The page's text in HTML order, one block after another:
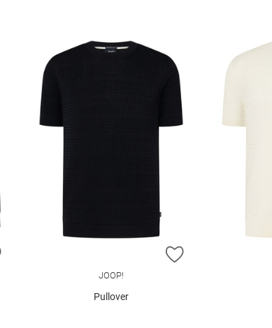
ZUR WUNSCHLISTE HINZUFÜGEN ZUR
JOOP!
Pullover